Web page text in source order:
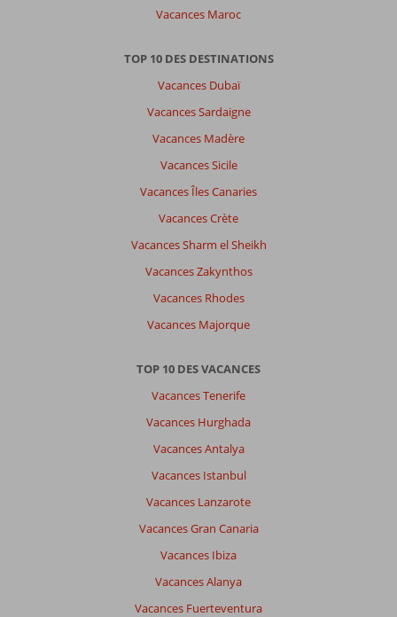
Vacances Maroc
TOP 10 DES DESTINATIONS
Vacances Dubaï
Vacances Sardaigne
Vacances Madère
Vacances Sicile
Vacances Îles Canaries
Vacances Crète
Vacances Sharm el Sheikh
Vacances Zakynthos
Vacances Rhodes
Vacances Majorque
TOP 10 DES VACANCES
Vacances Tenerife
Vacances Hurghada
Vacances Antalya
Vacances Istanbul
Vacances Lanzarote
Vacances Gran Canaria
Vacances Ibiza
Vacances Alanya
Vacances Fuerteventura